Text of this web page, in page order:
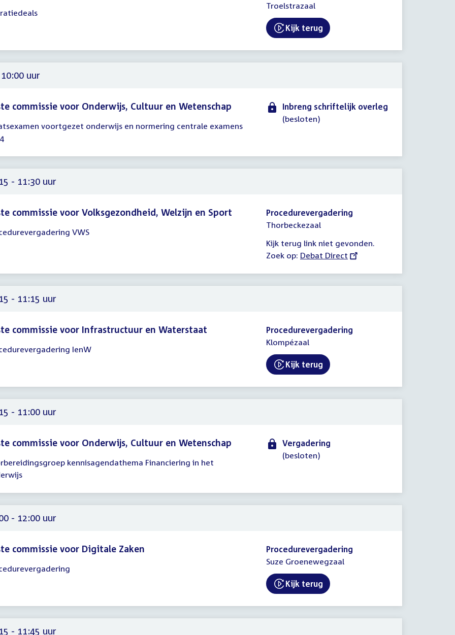
Troelstrazaal
External link:
Kijk terug
uur
commissie voor Onderwijs, Cultuur en Wetenschap
voortgezet onderwijs en normering centrale examens
Inbreng schriftelijk overleg
(besloten)
- 11:30 uur
commissie voor Volksgezondheid, Welzijn en Sport
VWS
Procedurevergadering
Thorbeckezaal
Kijk terug link niet gevonden.
Zoek op: External
Debat Direct
- 11:15 uur
commissie voor Infrastructuur en Waterstaat
IenW
Procedurevergadering
Klompézaal
External link:
Kijk terug
- 11:00 uur
commissie voor Onderwijs, Cultuur en Wetenschap
kennisagendathema Financiering in het
Vergadering
(besloten)
- 12:00 uur
commissie voor Digitale Zaken
Procedurevergadering
Suze Groenewegzaal
External link:
Kijk terug
- 11:45 uur